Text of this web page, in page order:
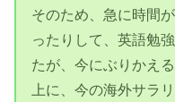
そのため、急に時間
ったりして、英語勉
たが、今にぶりかえ
上に、今の海外サラ